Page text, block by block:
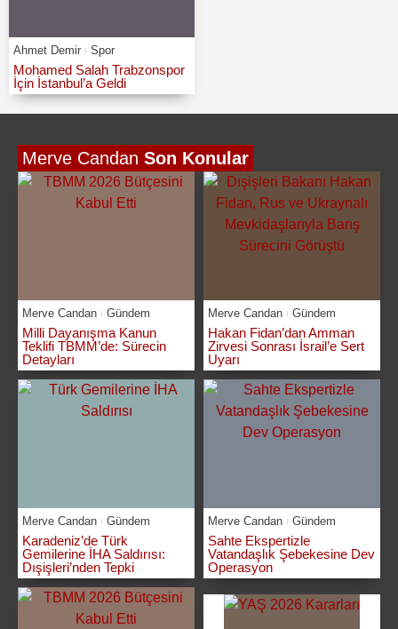
Ahmet Demir Spor
Mohamed Salah Trabzonspor
İçin İstanbul’a Geldi
Merve Candan Son Konular
Merve Candan Gündem
Milli Dayanışma Kanun
Teklifi TBMM’de: Sürecin
Detayları
Merve Candan Gündem
Hakan Fidan’dan Amman
Zirvesi Sonrası İsrail’e Sert
Uyarı
Merve Candan Gündem
Karadeniz’de Türk
Gemilerine İHA Saldırısı:
Dışişleri’nden Tepki
Merve Candan Gündem
Sahte Ekspertizle
Vatandaşlık Şebekesine Dev
Operasyon